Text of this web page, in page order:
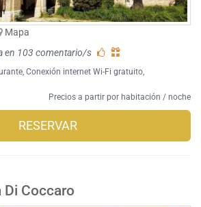
Mapa
en 103 comentario/s
, Conexión internet Wi-Fi gratuito,
Precios a partir por habitación / noche
RESERVAR
Di Coccaro